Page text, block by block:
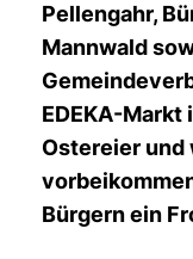
Pellengahr,
Mannwald
EDEKA-
Ostereier und
Bürgern ein